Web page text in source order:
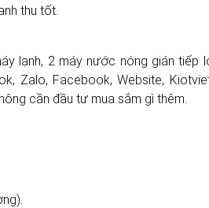
thu tốt.
lạnh, 2 máy nước nóng gián tiếp
Zalo, Facebook, Website,
cần đầu tư mua sắm gì thêm.